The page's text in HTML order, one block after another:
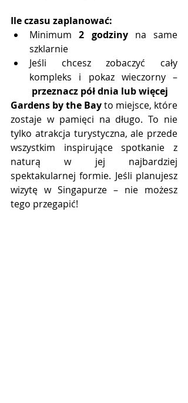
Ile czasu zaplanować:
Minimum 2 godziny na same
szklarnie
Jeśli chcesz zobaczyć cały
kompleks i pokaz wieczorny –
przeznacz pół dnia lub więcej
Gardens by the Bay to miejsce, które
zostaje w pamięci na długo. To nie
tylko atrakcja turystyczna, ale przede
wszystkim inspirujące spotkanie z
naturą w jej najbardziej
spektakularnej formie. Jeśli planujesz
wizytę w Singapurze – nie możesz
tego przegapić!